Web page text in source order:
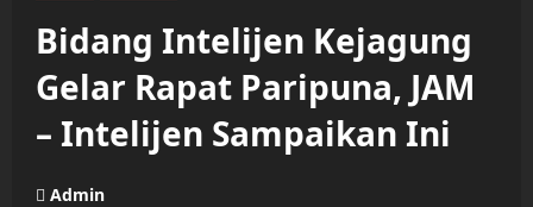
Bidang Intelijen Kejagung
Gelar Rapat Paripuna, JAM
– Intelijen Sampaikan Ini
Admin